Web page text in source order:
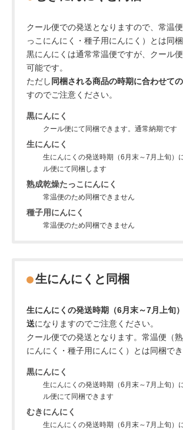
クール便での発送となりますので、常温
っこにんにく・種子用にんにく）とは同梱
黒にんにくは通常常温便ですが、クール
可能です。
ただし 同梱される商品の時期に合わせて
すのでご注意ください。
黒にんにく
クール便にて同梱できます。通常納期です
生にんにく
生にんにくの発送時期（6月末～7月上旬）
ル便にて同梱します
熟成乾燥たっこにんにく
常温便のため同梱できません
種子用にんにく
常温便のため同梱できません
生にんにくと同梱
生にんにくの発送時期（6月末～7月上旬
送になりますのでご注意ください。
クール便での発送となります。常温便（
にんにく・種子用にんにく）とは同梱でき
黒にんにく
生にんにくの発送時期（6月末～7月上旬）
ル便にて同梱できます
むきにんにく
生にんにくの発送時期（6月末～7月上旬）